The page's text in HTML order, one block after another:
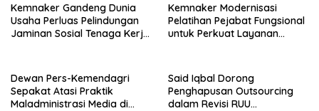
Kemnaker Gandeng Dunia
Usaha Perluas Pelindungan
Jaminan Sosial Tenaga Kerja
Kemnaker Modernisasi
Pelatihan Pejabat Fungsional
untuk Perkuat Layanan
Dewan Pers-Kemendagri
Sepakat Atasi Praktik
Maladministrasi Media di
Said Iqbal Dorong
Penghapusan Outsourcing
dalam Revisi RUU